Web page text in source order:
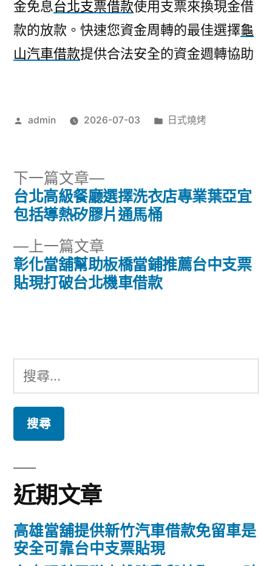
金免息台北支票借款使用支票來換現金借
款的放款。快速您資金周轉的最佳選擇龜
山汽車借款提供合法安全的資金週轉協助
作
admin 2026-07-03
分
日式燒烤
文
導
覽
上一篇文章
一
篇
彰化當舖幫助板橋當鋪推薦台中支票
貼現打破台北機車借款
下一篇文章
下
一
篇
台北高級餐廳選擇洗衣店專業葉亞宜
包括導熱矽膠片通馬桶
搜
尋
鍵
字:
近期文章
高雄當舖提供新竹汽車借款免留車是
安全可靠台中支票貼現